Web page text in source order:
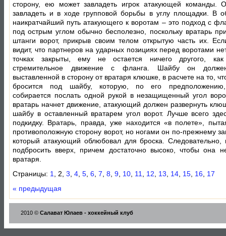
сторону, ею может завладеть игрок атакующей команды.
завладеть и в ходе групповой борьбы в углу площадки. В
наикратчайший путь атакующего к воротам – это подход с
под острым углом обычно бесполезно, поскольку вратарь
штанги ворот, прикрыв своим телом открытую часть их.
видит, что партнеров на ударных позициях перед воротами
точках закрыты, ему не остается ничего другого, как
стремительное движение с фланга. Шайбу он
выставленной в сторону от вратаря клюшке, в расчете на то,
бросится под шайбу, которую, по его
собирается послать одной рукой в незащищенный угол
вратарь начнет движение, атакующий должен развернуть
шайбу в оставленный вратарем угол ворот. Лучше всего
подкидку. Вратарь, правда, уже находится «в полете»,
противоположную сторону ворот, но ногами он по-прежнему
который атакующий облюбовал для броска.
подбросить вверх, причем достаточно высоко, чтобы она
вратаря.
Страницы: 1, 2, 3, 4, 5, 6, 7, 8, 9, 10, 11, 12, 13, 14, 15, 16, 17
« предыдущая
2010 © Салават Юлаев - хоккейный клуб